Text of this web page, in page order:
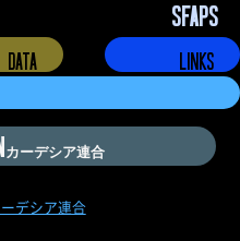
カーデシア連合
デシア連合